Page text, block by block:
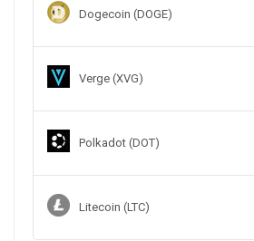
Dogecoin (DOGE)
Verge (XVG)
Polkadot (DOT)
Litecoin (LTC)